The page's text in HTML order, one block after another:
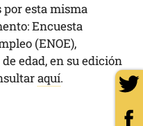
esta misma
Encuesta
(ENOE),
edad, en su edición
aquí.